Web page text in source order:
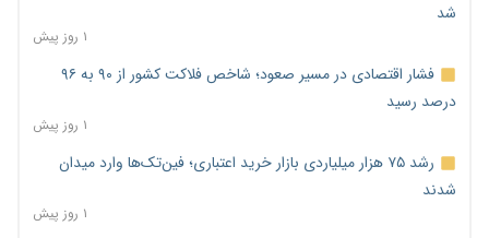
شد
۱ روز پیش
فشار اقتصادی در مسیر صعود؛ شاخص فلاکت کشور از ۹۰ به ۹۶
درصد رسید
۱ روز پیش
رشد ۷۵ هزار میلیاردی بازار خرید اعتباری؛ فین‌تک‌ها وارد میدان
شدند
۱ روز پیش